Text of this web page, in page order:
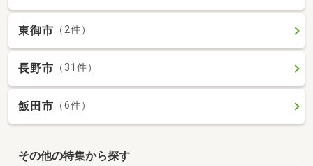
東御市 （2件）
長野市 （31件）
飯田市 （6件）
その他の特集から探す